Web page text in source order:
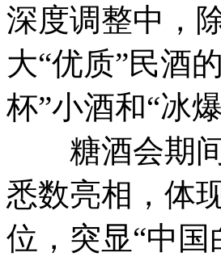
深度调整中，
大“优质”民酒
杯”小酒和“冰
糖酒会期间
悉数亮相，体
位，突显“中